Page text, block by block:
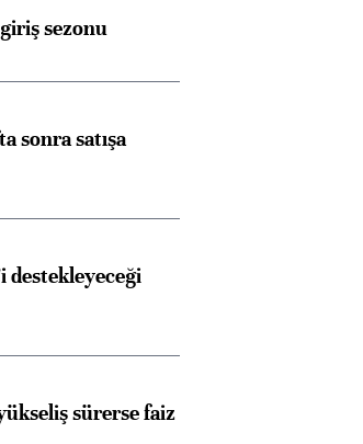
sezonu
sonra satışa
destekleyeceği
sürerse faiz